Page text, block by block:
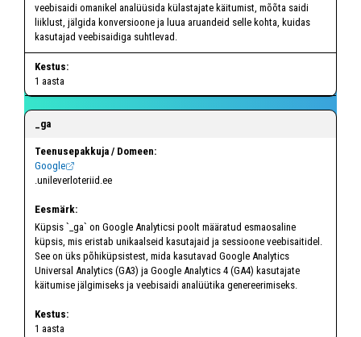
veebisaidi omanikel analüüsida külastajate käitumist, mõõta saidi
liiklust, jälgida konversioone ja luua aruandeid selle kohta, kuidas
kasutajad veebisaidiga suhtlevad.
1 aasta
_ga
Google
.unileverloteriid.ee
Küpsis `_ga` on Google Analyticsi poolt määratud esmaosaline
küpsis, mis eristab unikaalseid kasutajaid ja sessioone veebisaitidel.
See on üks põhiküpsistest, mida kasutavad Google Analytics
Universal Analytics (GA3) ja Google Analytics 4 (GA4) kasutajate
käitumise jälgimiseks ja veebisaidi analüütika genereerimiseks.
1 aasta